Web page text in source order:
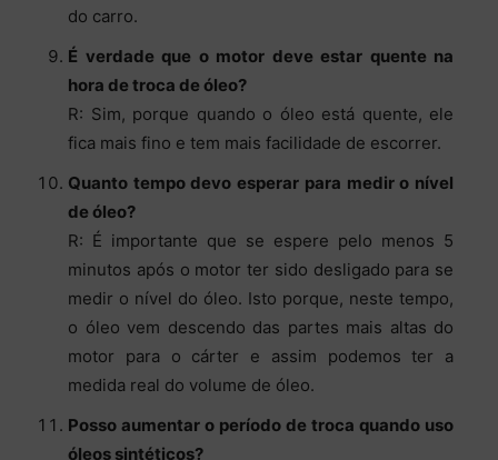
do carro.
É verdade que o motor deve estar quente na
hora de troca de óleo?
R: Sim, porque quando o óleo está quente, ele
fica mais fino e tem mais facilidade de escorrer.
Quanto tempo devo esperar para medir o nível
de óleo?
R: É importante que se espere pelo menos 5
minutos após o motor ter sido desligado para se
medir o nível do óleo. Isto porque, neste tempo,
o óleo vem descendo das partes mais altas do
motor para o cárter e assim podemos ter a
medida real do volume de óleo.
Posso aumentar o período de troca quando uso
óleos sintéticos?